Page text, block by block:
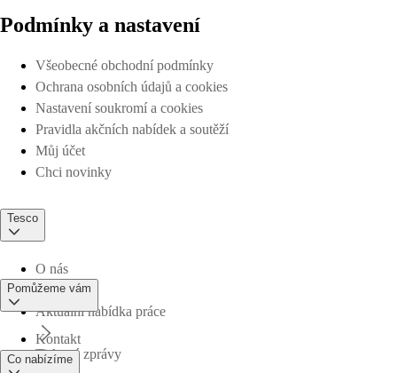
Podmínky a nastavení
Všeobecné obchodní podmínky
Ochrana osobních údajů a cookies
Nastavení soukromí a cookies
Pravidla akčních nabídek a soutěží
Můj účet
Chci novinky
Tesco
O nás
Aktuální nabídka práce
Tiskové zprávy
Pomůžeme vám
Kontakt
Co nabízíme